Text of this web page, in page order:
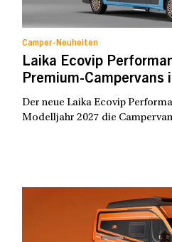
Camper-Neuheiten
Laika Ecovip
Premium-Campervans
Der neue Laika Ecovip
Modelljahr 2027 die